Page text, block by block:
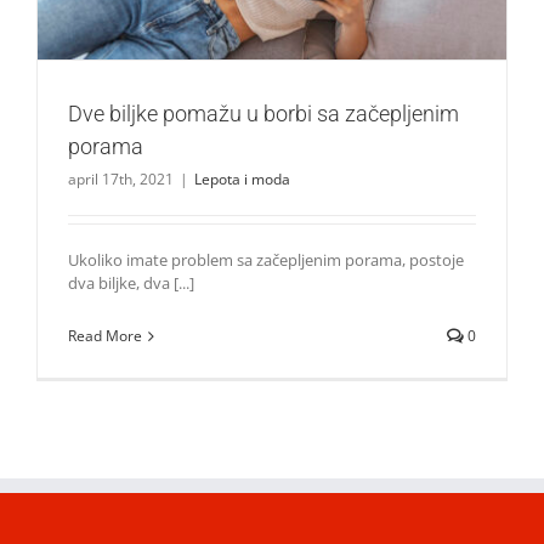
Dve biljke pomažu u borbi sa začepljenim
porama
april 17th, 2021 | Lepota i moda
Ukoliko imate problem sa začepljenim porama, postoje
dva biljke, dva [...]
Read More 0